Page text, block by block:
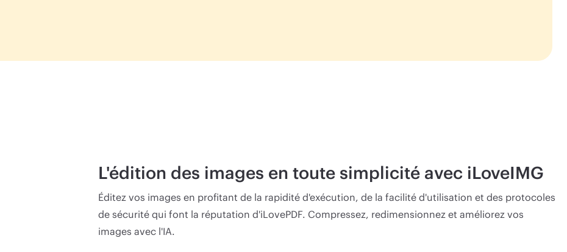
L'édition des images en toute simplicité avec iLoveIMG
Éditez vos images en profitant de la rapidité d'exécution, de la facilité d'utilisation et des protocoles
de sécurité qui font la réputation d'iLovePDF. Compressez, redimensionnez et améliorez vos
images avec l'IA.